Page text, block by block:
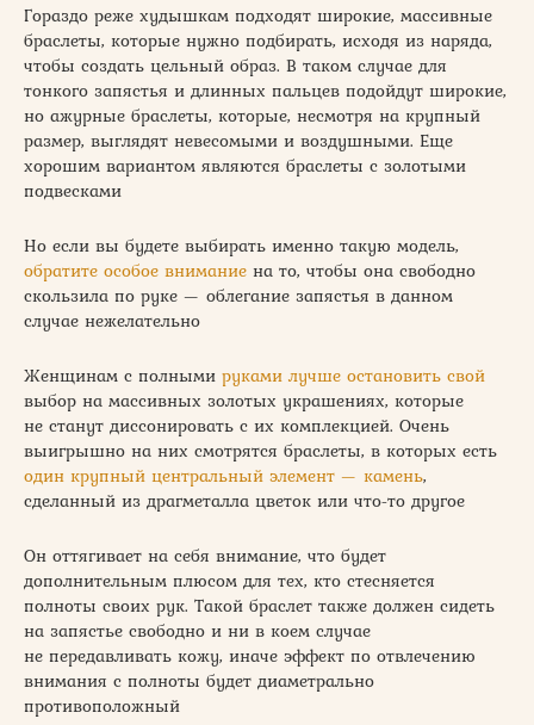
Гораздо реже худышкам подходят широкие, массивные
браслеты, которые нужно подбирать, исходя из наряда,
чтобы создать цельный образ. В таком случае для
тонкого запястья и длинных пальцев подойдут широкие,
но ажурные браслеты, которые, несмотря на крупный
размер, выглядят невесомыми и воздушными. Еще
хорошим вариантом являются браслеты с золотыми
подвесками
Но если вы будете выбирать именно такую модель,
обратите особое внимание на то, чтобы она свободно
скользила по руке — облегание запястья в данном
случае нежелательно
Женщинам с полными руками лучше остановить свой
выбор на массивных золотых украшениях, которые
не станут диссонировать с их комплекцией. Очень
выигрышно на них смотрятся браслеты, в которых есть
один крупный центральный элемент — камень,
сделанный из драгметалла цветок или что-то другое
Он оттягивает на себя внимание, что будет
дополнительным плюсом для тех, кто стесняется
полноты своих рук. Такой браслет также должен сидеть
на запястье свободно и ни в коем случае
не передавливать кожу, иначе эффект по отвлечению
внимания с полноты будет диаметрально
противоположный